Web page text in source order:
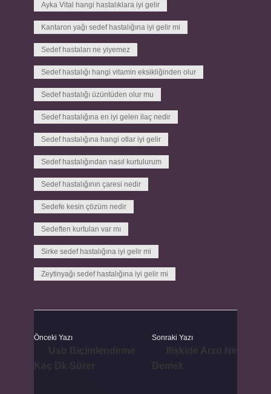
Ayka Vital hangi hastalıklara iyi gelir
Kantaron yağı sedef hastalığına iyi gelir mi
Sedef hastaları ne yiyemez
Sedef hastalığı hangi vitamin eksikliğinden olur
Sedef hastalığı üzüntüden olur mu
Sedef hastalığına en iyi gelen ilaç nedir
Sedef hastalığına hangi otlar iyi gelir
Sedef hastalığından nasıl kurtulurum
Sedef hastalığının çaresi nedir
Sedefe kesin çözüm nedir
Sedeften kurtulan var mı
Sirke sedef hastalığına iyi gelir mi
Zeytinyağı sedef hastalığına iyi gelir mi
Önceki Yazı Sonraki Yazı